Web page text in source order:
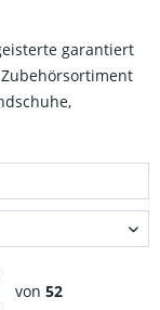
garantiert
von 52